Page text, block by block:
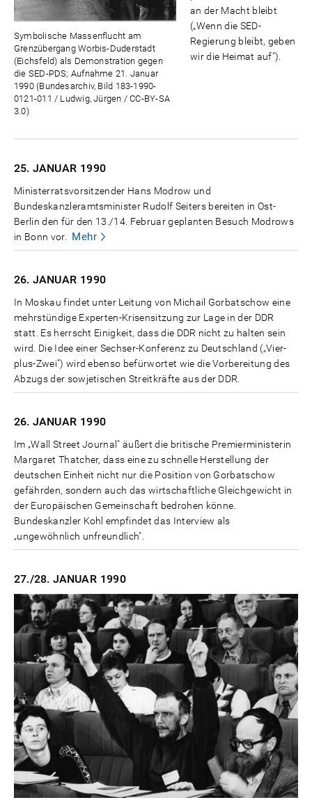
Symbolische Massenflucht am
Grenzübergang Worbis-Duderstadt
(Eichsfeld) als Demonstration gegen
die SED-PDS; Aufnahme 21. Januar
1990 (Bundesarchiv, Bild 183-1990-
0121-011 / Ludwig, Jürgen / CC-BY-SA
3.0)
an der Macht bleibt
(„Wenn die SED-
Regierung bleibt, geben
wir die Heimat auf").
25. JANUAR 1990
Ministerratsvorsitzender Hans Modrow und
Bundeskanzleramtsminister Rudolf Seiters bereiten in Ost-
Berlin den für den 13./14. Februar geplanten Besuch Modrows
in Bonn vor.
Mehr
26. JANUAR 1990
In Moskau findet unter Leitung von Michail Gorbatschow eine
mehrstündige Experten-Krisensitzung zur Lage in der DDR
statt. Es herrscht Einigkeit, dass die DDR nicht zu halten sein
wird. Die Idee einer Sechser-Konferenz zu Deutschland („Vier-
plus-Zwei") wird ebenso befürwortet wie die Vorbereitung des
Abzugs der sowjetischen Streitkräfte aus der DDR.
26. JANUAR 1990
Im „Wall Street Journal" äußert die britische Premierministerin
Margaret Thatcher, dass eine zu schnelle Herstellung der
deutschen Einheit nicht nur die Position von Gorbatschow
gefährden, sondern auch das wirtschaftliche Gleichgewicht in
der Europäischen Gemeinschaft bedrohen könne.
Bundeskanzler Kohl empfindet das Interview als
„ungewöhnlich unfreundlich".
27./28. JANUAR 1990